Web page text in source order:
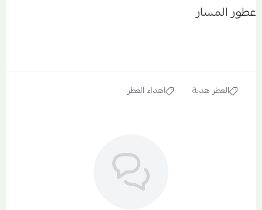
عطور المسار
العطر هدية اهداء العطر